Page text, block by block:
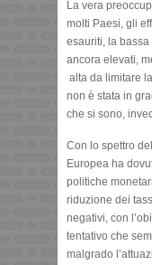
La vera
molti Paesi, gli
esauriti, la
ancora elevati,
alta da limitare
non è stata in
che si sono,
Con lo spettro
Europea ha
politiche
riduzione dei
negativi, con
tentativo che
malgrado